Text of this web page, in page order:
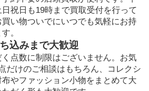
祝日も19時まで買取受付を行って
い物ついでにいつでも気軽にお持
。
込みまで大歓迎
点数に制限はございません。お気
だけのご相談はもちろん、コレクシ
布やファッション小物をまとめて大